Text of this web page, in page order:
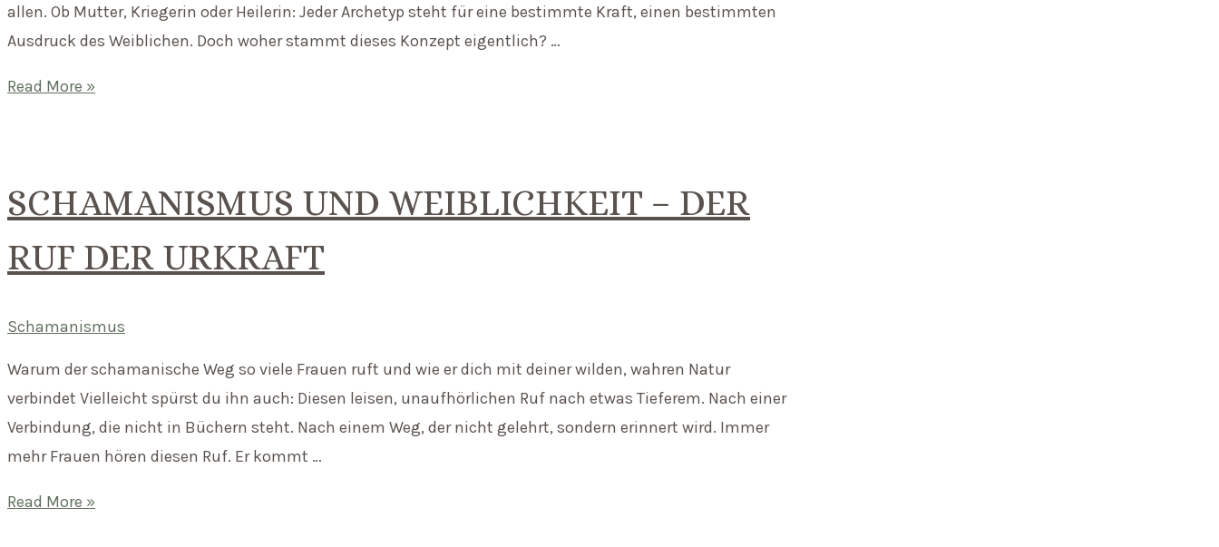
allen. Ob Mutter, Kriegerin oder Heilerin: Jeder Archetyp steht für eine bestimmte Kraft, einen bestimmten
Ausdruck des Weiblichen. Doch woher stammt dieses Konzept eigentlich? …
Die
Archetypen
Wie
Seelenbilder
Leben
prägen
Read More »
SCHAMANISMUS UND WEIBLICHKEIT – DER
RUF DER URKRAFT
Schamanismus
Warum der schamanische Weg so viele Frauen ruft und wie er dich mit deiner wilden, wahren Natur
verbindet Vielleicht spürst du ihn auch: Diesen leisen, unaufhörlichen Ruf nach etwas Tieferem. Nach einer
Verbindung, die nicht in Büchern steht. Nach einem Weg, der nicht gelehrt, sondern erinnert wird. Immer
mehr Frauen hören diesen Ruf. Er kommt …
Schamanismus
Read More »